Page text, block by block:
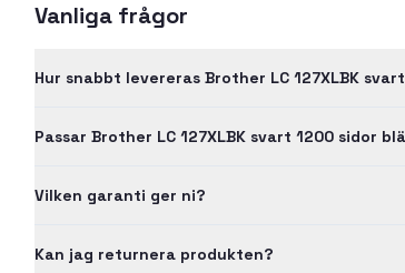
Vanliga frågor
Hur snabbt levereras Brother LC 127XLBK
Passar Brother LC 127XLBK svart 1200 sidor
Vilken garanti ger ni?
Kan jag returnera produkten?